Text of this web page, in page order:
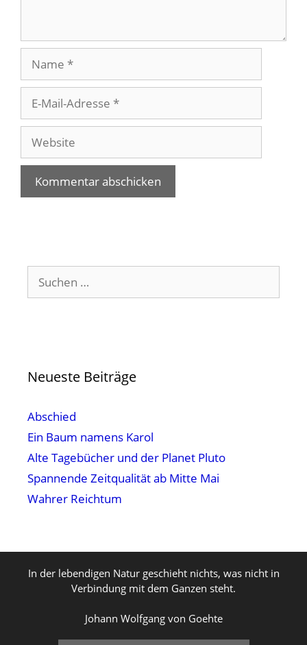
Mail-
Adresse
Website
Suchen
nach:
Neueste Beiträge
Abschied
Ein Baum namens Karol
Alte Tagebücher und der Planet Pluto
Spannende Zeitqualität ab Mitte Mai
Wahrer Reichtum
In der lebendigen Natur geschieht nichts, was nicht in
Verbindung mit dem Ganzen steht.
Johann Wolfgang von Goehte